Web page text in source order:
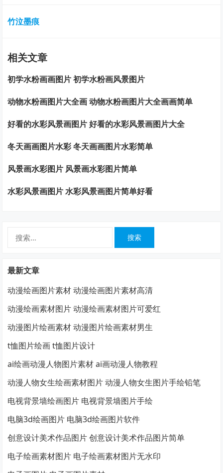
竹泣墨痕
相关文章
初学水粉画画图片 初学水粉画风景图片
动物水粉画图片大全画 动物水粉画图片大全画画简单
好看的水彩风景画图片 好看的水彩风景画图片大全
冬天画画图片水彩 冬天画画图片水彩简单
风景画水彩图片 风景画水彩图片简单
水彩风景画图片 水彩风景画图片简单好看
最新文章
动漫绘画图片素材 动漫绘画图片素材高清
动漫绘画素材图片 动漫绘画素材图片可爱红
动漫图片绘画素材 动漫图片绘画素材男生
t恤图片绘画 t恤图片设计
ai绘画动漫人物图片素材 ai画动漫人物教程
动漫人物女生绘画素材图片 动漫人物女生图片手绘铅笔
电视背景墙绘画图片 电视背景墙图片手绘
电脑3d绘画图片 电脑3d绘画图片软件
创意设计美术作品图片 创意设计美术作品图片简单
电子绘画素材图片 电子绘画素材图片无水印